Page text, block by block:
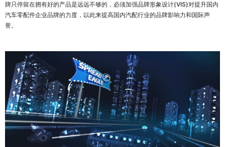
牌只停留在拥有好的产品是远远不够的，必须加强品牌形象设计(VIS)对提升国内
汽车零配件企业品牌的力度，以此来提高国内汽配行业的品牌影响力和国际声
誉。